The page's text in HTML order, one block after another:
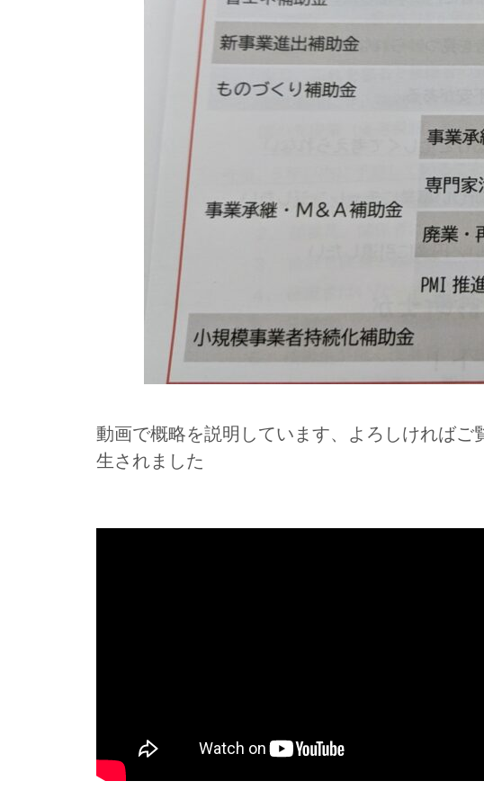
動画で概略を説明しています、よろしければご
生されました